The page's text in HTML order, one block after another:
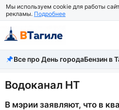
Мы используем cookie для работы
рекламы. Подробнее
Все новости
Происшествия
Город
Все про День городаБензин в
Водоканал НТ
В мэрии заявляют, что в